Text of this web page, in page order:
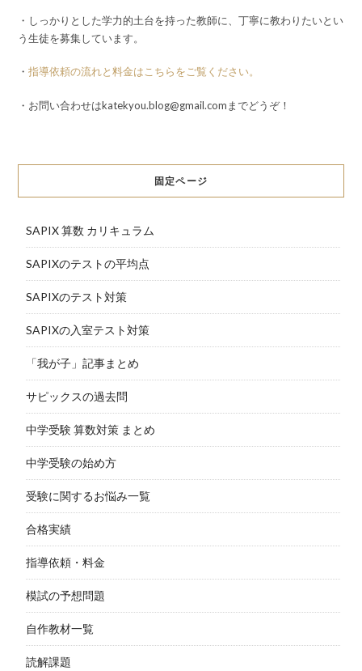
・しっかりとした学力的土台を持った教師に、丁寧に教わりたいとい
う生徒を募集しています。
・ 指導依頼の流れと料金はこちらをご覧ください。
・お問い合わせはkatekyou.blog@gmail.comまでどうぞ！
固定ページ
SAPIX 算数 カリキュラム
SAPIXのテストの平均点
SAPIXのテスト対策
SAPIXの入室テスト対策
「我が子」記事まとめ
サピックスの過去問
中学受験 算数対策 まとめ
中学受験の始め方
受験に関するお悩み一覧
合格実績
指導依頼・料金
模試の予想問題
自作教材一覧
読解課題